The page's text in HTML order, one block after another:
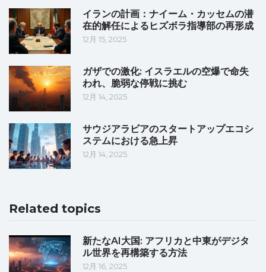
イランの計画：ナイーム・カッセムの潜
在的解任によるヒズボラ指導部の再形成
12月 15, 2025
ガザでの激化: イスラエルの空爆で命失
われ、脆弱な停戦に挑む
12月 14, 2025
サウジアラビアのスタートアップエコシ
ステムにおける急上昇
12月 14, 2025
Related topics
新たなAI大国: アフリカと中東がデジタ
ル世界を再構築する方法
12月 16, 2025